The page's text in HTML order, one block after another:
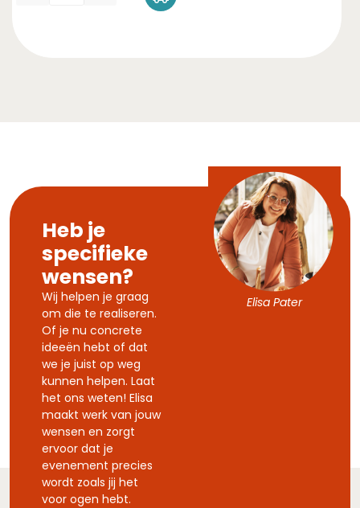
Elisa Pater
Heb je
specifieke
wensen?
Wij helpen je graag
om die te realiseren.
Of je nu concrete
ideeën hebt of dat
we je juist op weg
kunnen helpen. Laat
het ons weten! Elisa
maakt werk van jouw
wensen en zorgt
ervoor dat je
evenement precies
wordt zoals jij het
voor ogen hebt.